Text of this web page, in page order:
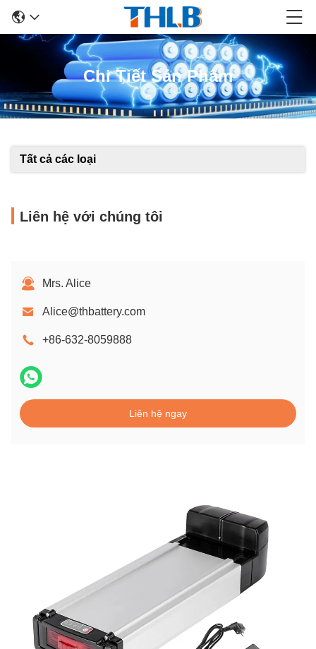
Chi Tiết Sản Phẩm
Tất cả các loại
Liên hệ với chúng tôi
Mrs. Alice
Alice@thbattery.com
+86-632-8059888
Liên hệ ngay